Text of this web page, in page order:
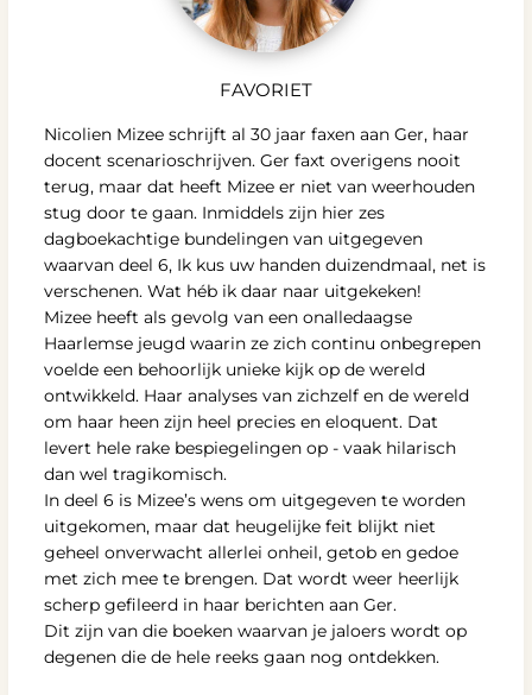
FAVORIET
Nicolien Mizee schrijft al 30 jaar faxen aan Ger, haar
docent scenarioschrijven. Ger faxt overigens nooit
terug, maar dat heeft Mizee er niet van weerhouden
stug door te gaan. Inmiddels zijn hier zes
dagboekachtige bundelingen van uitgegeven
waarvan deel 6, Ik kus uw handen duizendmaal, net is
verschenen. Wat héb ik daar naar uitgekeken!
Mizee heeft als gevolg van een onalledaagse
Haarlemse jeugd waarin ze zich continu onbegrepen
voelde een behoorlijk unieke kijk op de wereld
ontwikkeld. Haar analyses van zichzelf en de wereld
om haar heen zijn heel precies en eloquent. Dat
levert hele rake bespiegelingen op - vaak hilarisch
dan wel tragikomisch.
In deel 6 is Mizee’s wens om uitgegeven te worden
uitgekomen, maar dat heugelijke feit blijkt niet
geheel onverwacht allerlei onheil, getob en gedoe
met zich mee te brengen. Dat wordt weer heerlijk
scherp gefileerd in haar berichten aan Ger.
Dit zijn van die boeken waarvan je jaloers wordt op
degenen die de hele reeks gaan nog ontdekken.